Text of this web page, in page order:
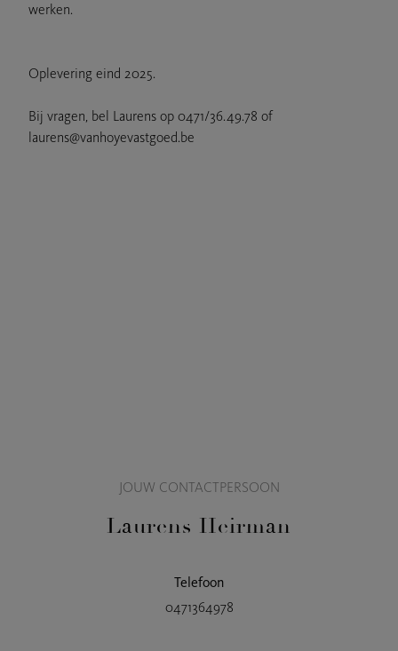
werken.
Oplevering eind 2025.
Bij vragen, bel Laurens op 0471/36.49.78 of
laurens@vanhoyevastgoed.be
JOUW CONTACTPERSOON
Laurens Heirman
Telefoon
0471364978